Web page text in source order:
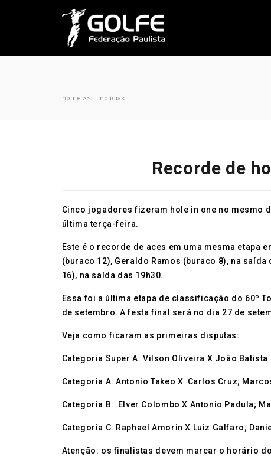
home >> notícias
Recorde de
Cinco jogadores fizeram hole in one no mesmo
última terça-feira.
Este é o recorde de aces em uma mesma etapa
(buraco 12), Geraldo Ramos (buraco 8), na
16), na saída das 19h30.
Essa foi a última etapa de classificação do 60º
de setembro. A festa final será no dia 27 de
Veja como ficaram as primeiras disputas:
Categoria Super A: Vilson Oliveira X João
Categoria A: Antonio Takeo X Carlos Cruz;
Categoria B: Elver Colombo X Antonio Padula;
Categoria C: Raphael Amorin X Luiz Galfaro;
Atenção: os finalistas devem marcar o horário